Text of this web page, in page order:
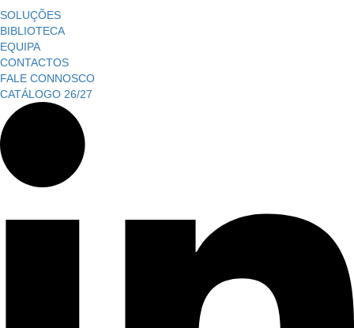
SOLUÇÕES
BIBLIOTECA
EQUIPA
CONTACTOS
FALE CONNOSCO
CATÁLOGO 26/27